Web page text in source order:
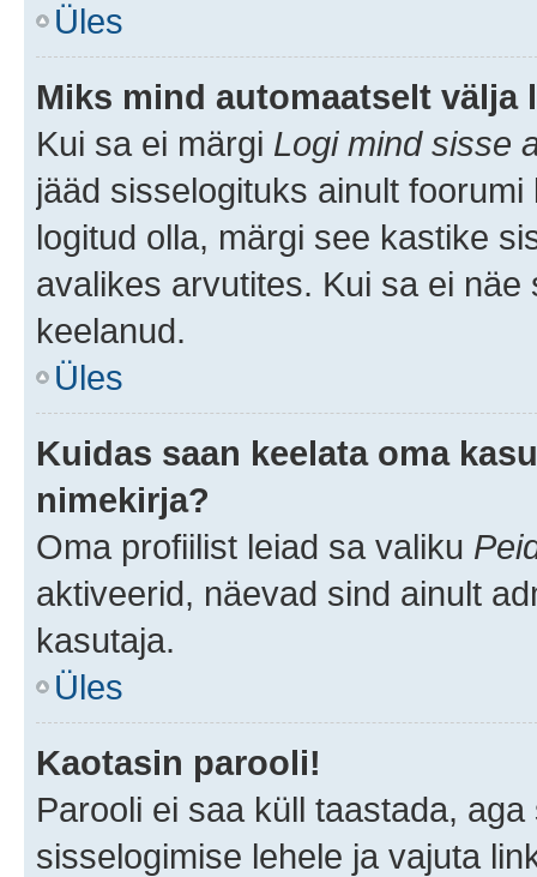
Üles
Miks mind automaatselt välja
Kui sa ei märgi Logi mind sisse
jääd sisselogituks ainult
logitud olla, märgi see kastike
avalikes arvutites. Kui sa ei
keelanud.
Üles
Kuidas saan keelata oma
nimekirja?
Oma profiilist leiad sa valiku
aktiveerid, näevad sind ainult
kasutaja.
Üles
Kaotasin parooli!
Parooli ei saa küll taastada,
sisselogimise lehele ja vajuta